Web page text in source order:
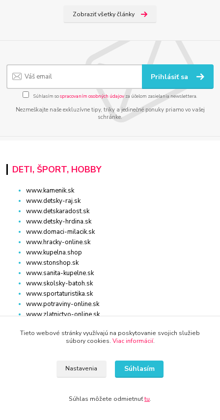
Zobraziť všetky články
Prihlásiť sa
Súhlasím sospracovaním osobných údajov za účelom zasielania newslettera.
Nezmeškajte naše exkluzívne tipy, triky a jedinečné ponuky priamo vo vašej
schránke.
DETI, ŠPORT, HOBBY
www.kamenik.sk
www.detsky-raj.sk
www.detskaradost.sk
www.detsky-hrdina.sk
www.domaci-milacik.sk
www.hracky-online.sk
www.kupelna.shop
www.stonshop.sk
www.sanita-kupelne.sk
www.skolsky-batoh.sk
www.sportaturistika.sk
www.potraviny-online.sk
www.zlatnictvo-online.sk
www.dm-drogeria.sk
www.najvypredaj.sk
Tieto webové stránky využívajú na poskytovanie svojich služieb
súbory cookies. Viac informácií.
Nastavenia Súhlasím
Súhlas môžete odmietnuťtu.